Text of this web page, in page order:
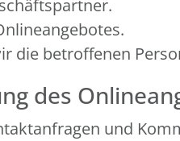
die betroffenen
des
und